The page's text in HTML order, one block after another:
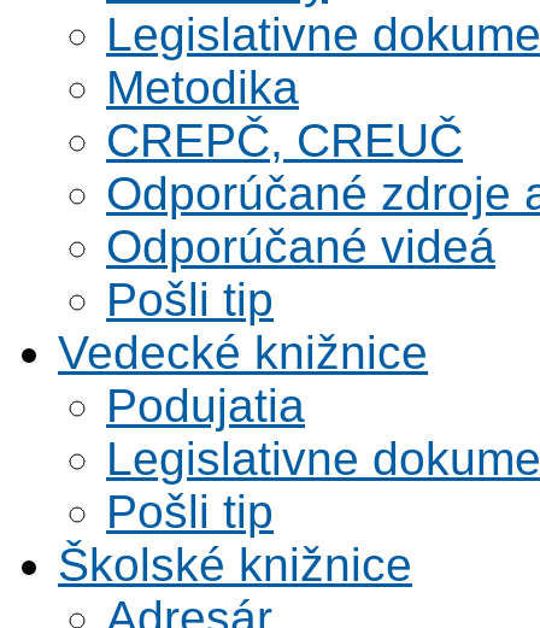
Legislativne
Metodika
CREPČ, CREUČ
Odporúčané zdroje
Odporúčané videá
Pošli tip
Vedecké knižnice
Podujatia
Legislativne
Pošli tip
Školské knižnice